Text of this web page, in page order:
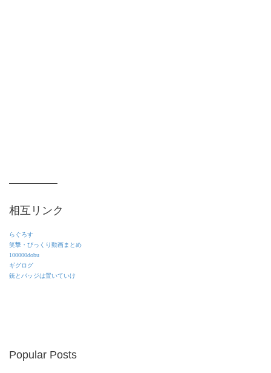
相互リンク
らぐろす
笑撃・びっくり動画まとめ
100000dobu
ギグログ
銃とバッジは置いていけ
Popular Posts